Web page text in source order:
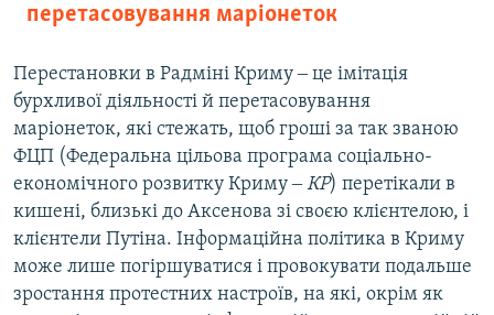
перетасовування маріонеток
Перестановки в Радміні Криму ‒ це імітація
бурхливої діяльності й перетасовування
маріонеток, які стежать, щоб гроші за так званою
ФЦП (Федеральна цільова програма соціально-
економічного розвитку Криму ‒КР) перетікали в
кишені, близькі до Аксенова зі своєю клієнтелою, і
клієнтели Путіна. Інформаційна політика в Криму
може лише погіршуватися і провокувати подальше
зростання протестних настроїв, на які, окрім як